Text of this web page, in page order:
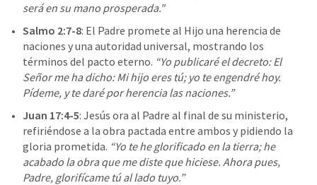
será en su mano prosperada."
Salmo 2:7-8: El Padre promete al Hijo una herencia de
naciones y una autoridad universal, mostrando los
términos del pacto eterno. “Yo publicaré el decreto: El
Señor me ha dicho: Mi hijo eres tú; yo te engendré hoy.
Pídeme, y te daré por herencia las naciones.”
Juan 17:4-5: Jesús ora al Padre al final de su ministerio,
refiriéndose a la obra pactada entre ambos y pidiendo la
gloria prometida. “Yo te he glorificado en la tierra; he
acabado la obra que me diste que hiciese. Ahora pues,
Padre, glorifícame tú al lado tuyo.”